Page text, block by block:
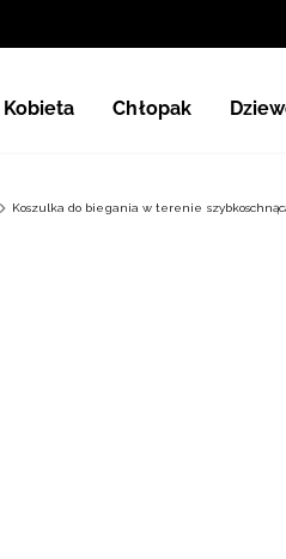
Kobieta Chłopak
Koszulka do biegania w terenie